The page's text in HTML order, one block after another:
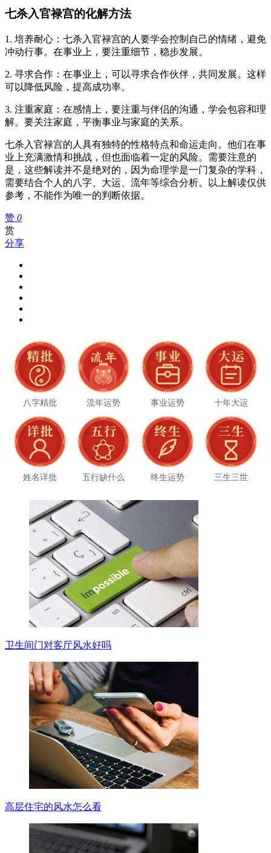
七杀入官禄宫的化解方法
1. 培养耐心：七杀入官禄宫的人要学会控制自己的情绪，避免
冲动行事。在事业上，要注重细节，稳步发展。
2. 寻求合作：在事业上，可以寻求合作伙伴，共同发展。这样
可以降低风险，提高成功率。
3. 注重家庭：在感情上，要注重与伴侣的沟通，学会包容和理
解。要关注家庭，平衡事业与家庭的关系。
七杀入官禄宫的人具有独特的性格特点和命运走向。他们在事
业上充满激情和挑战，但也面临着一定的风险。需要注意的
是，这些解读并不是绝对的，因为命理学是一门复杂的学科，
需要结合个人的八字、大运、流年等综合分析。以上解读仅供
参考，不能作为唯一的判断依据。
赞 0
赏
分享
八字精批 流年运势 事业运势 十年大运
姓名详批 五行缺什么 终生运势 三生三世
卫生间门对客厅风水好吗
高层住宅的风水怎么看